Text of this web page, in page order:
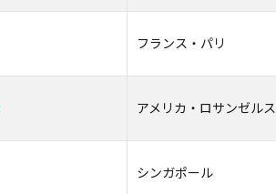
フランス・パリ
アメリカ・ロサンゼルス
シンガポール